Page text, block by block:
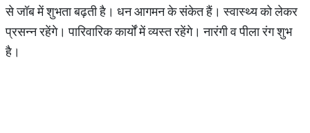
से जॉब में शुभता बढ़ती है। धन आगमन के संकेत हैं। स्वास्थ्य को लेकर
प्रसन्न रहेंगे। पारिवारिक कार्यों में व्यस्त रहेंगे। नारंगी व पीला रंग शुभ
है।